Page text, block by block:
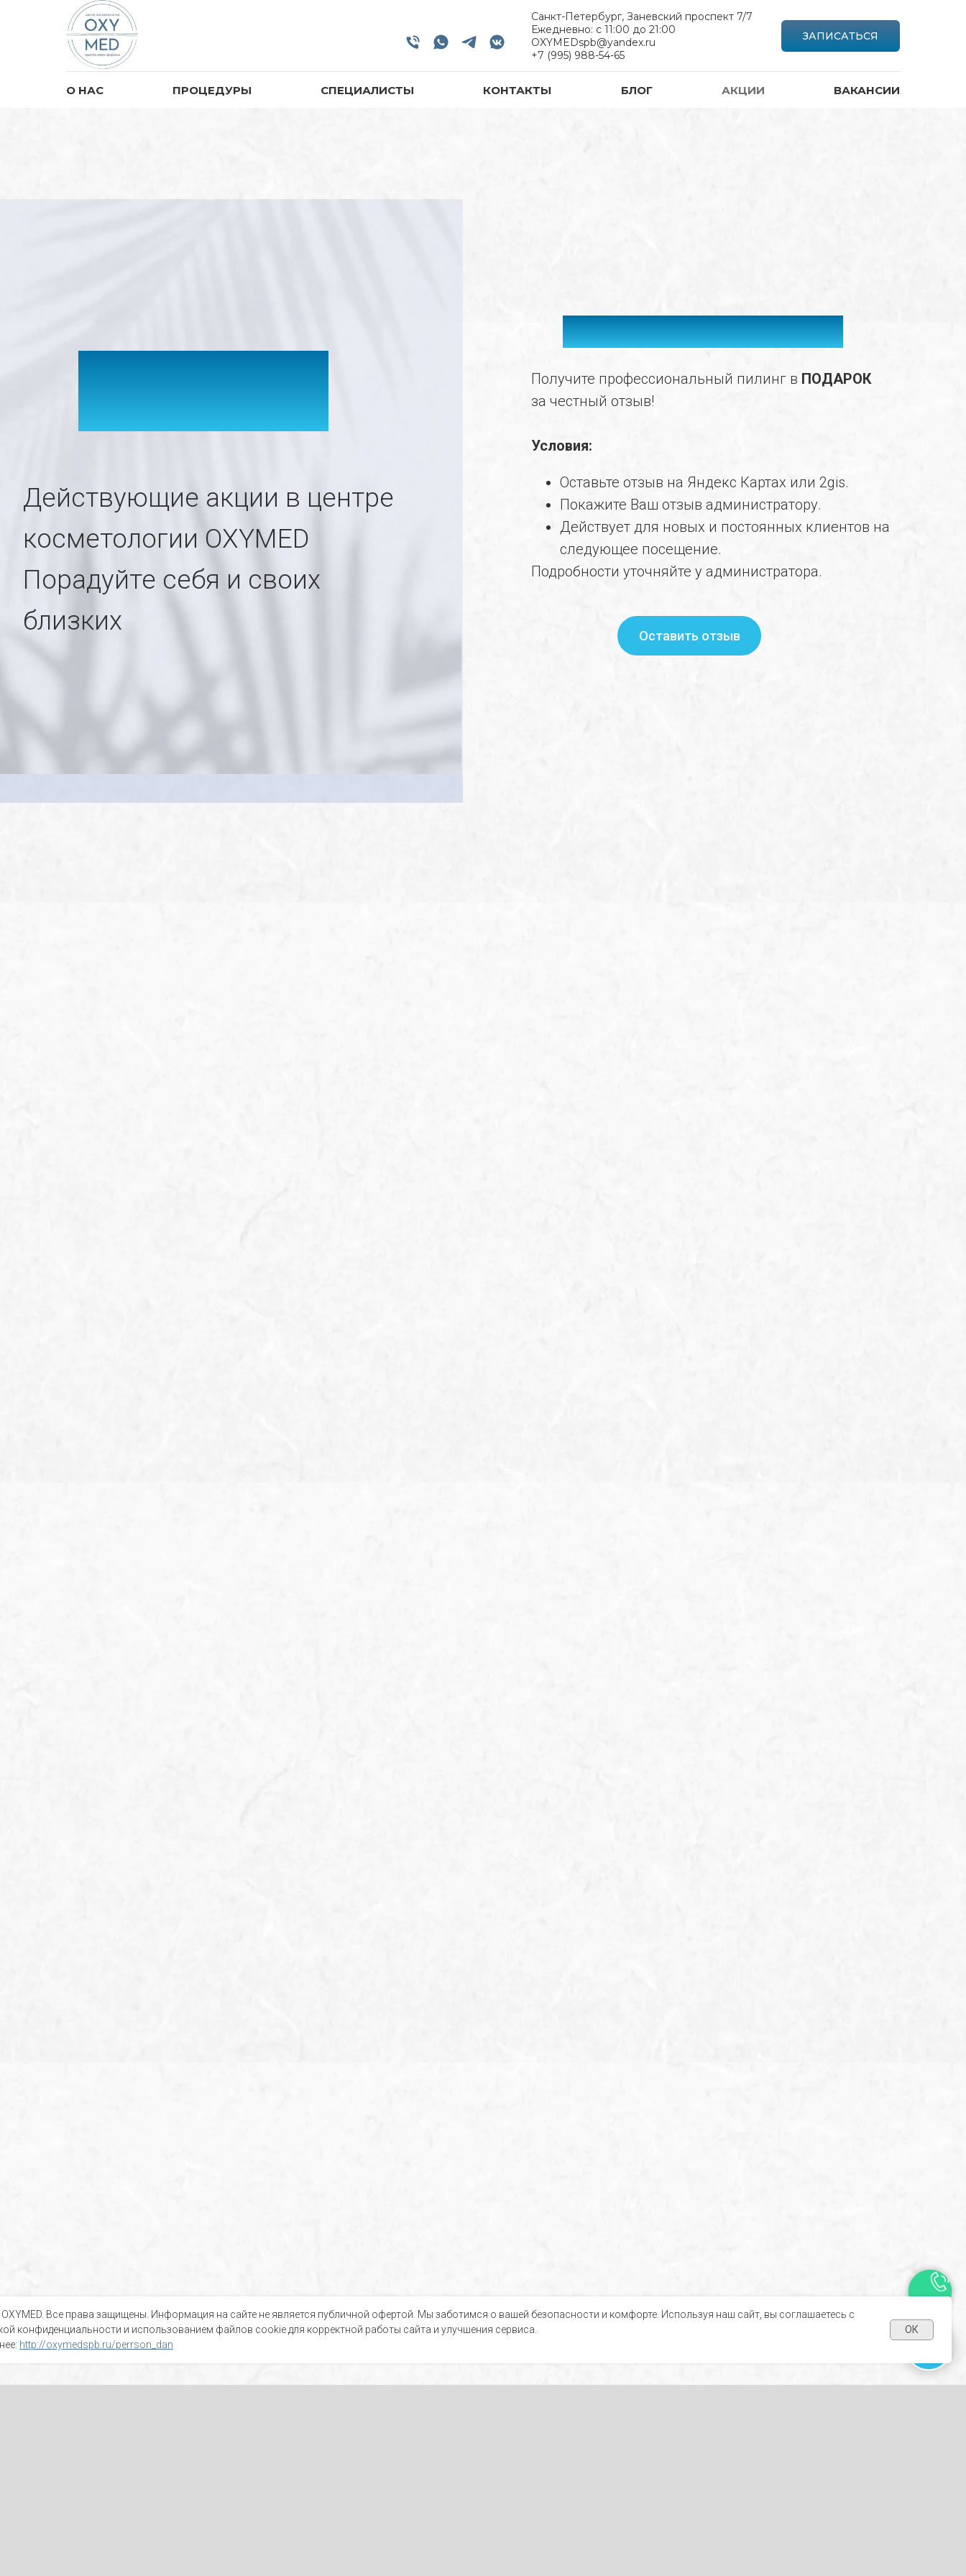
Санкт-Петербург, Заневский проспект 7/7
Ежедневно: с 11:00 до 21:00
OXYMEDspb@yandex.ru
+7 (995) 988-54-65
ЗАПИСАТЬСЯ
О НАС ПРОЦЕДУРЫ СПЕЦИАЛИСТЫ КОНТАКТЫ БЛОГ АКЦИИ ВАКАНСИИ
АКЦИИ
Действующие акции в центре
косметологии OXYMED
Порадуйте себя и своих
близких
ПИЛИНГ ЗА ОТЗЫВ
Получите профессиональный пилинг в ПОДАРОК
за честный отзыв!
Условия:
Оставьте отзыв на Яндекс Картах или 2gis.
Покажите Ваш отзыв администратору.
Действует для новых и постоянных клиентов на
следующее посещение.
Подробности уточняйте у администратора.
Оставить отзыв
Все права защищены. Информация на сайте не является публичной офертой. Мы заботимся о вашей безопасности и комфорте. Используя наш сайт, вы соглашаетесь с
конфиденциальности и использованием файлов cookie для корректной работы сайта и улучшения сервиса.
http://oxymedspb.ru/perrson_dan
ОК